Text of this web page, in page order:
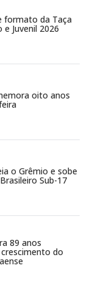
formato da Taça
e Juvenil 2026
oito anos
o Grêmio e sobe
Sub-17
89 anos
do